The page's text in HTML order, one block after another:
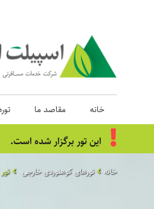
خانه مقاصد ما
این تور برگزار شده است.
خانه تورهای کوهنوردی خارجی